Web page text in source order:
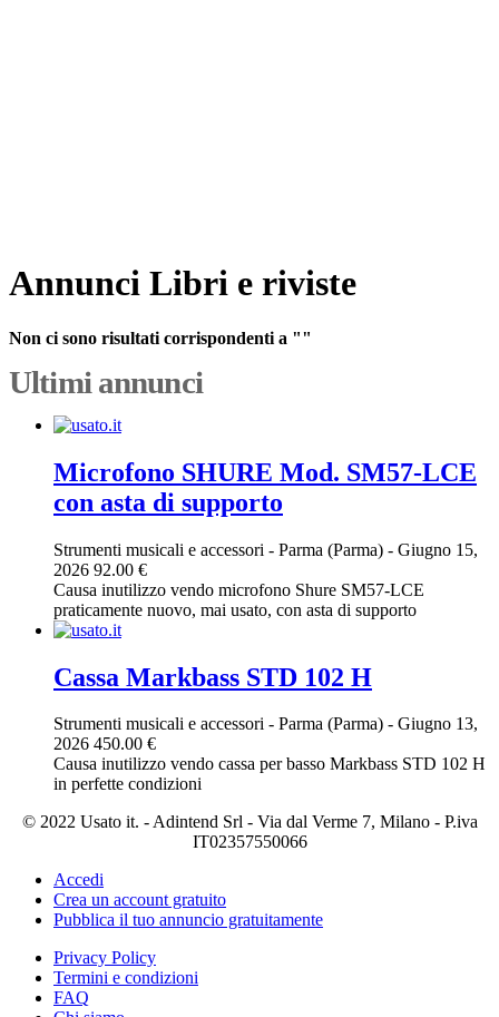
Annunci Libri e riviste
Non ci sono risultati corrispondenti a ""
Ultimi annunci
Microfono SHURE Mod. SM57-LCE
con asta di supporto
Strumenti musicali e accessori - Parma (Parma) - Giugno 15,
2026 92.00 €
Causa inutilizzo vendo microfono Shure SM57-LCE
praticamente nuovo, mai usato, con asta di supporto
Cassa Markbass STD 102 H
Strumenti musicali e accessori - Parma (Parma) - Giugno 13,
2026 450.00 €
Causa inutilizzo vendo cassa per basso Markbass STD 102 H
in perfette condizioni
© 2022 Usato it. - Adintend Srl - Via dal Verme 7, Milano - P.iva
IT02357550066
Accedi
Crea un account gratuito
Pubblica il tuo annuncio gratuitamente
Privacy Policy
Termini e condizioni
FAQ